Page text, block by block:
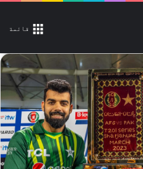
قائمة